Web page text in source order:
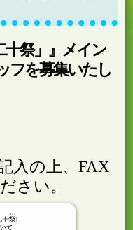
十祭」』メイン
フを募集いたし
入の上、FAX
さい。